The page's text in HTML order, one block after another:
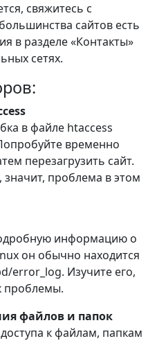
свяжитесь с
сайтов есть
в разделе «Контакты»
сетях.
в файле htaccess
временно
перезагрузить сайт.
значит, проблема в этом
информацию о
он обычно находится
error_log. Изучите его,
проблемы.
файлов и папок
к файлам, папкам